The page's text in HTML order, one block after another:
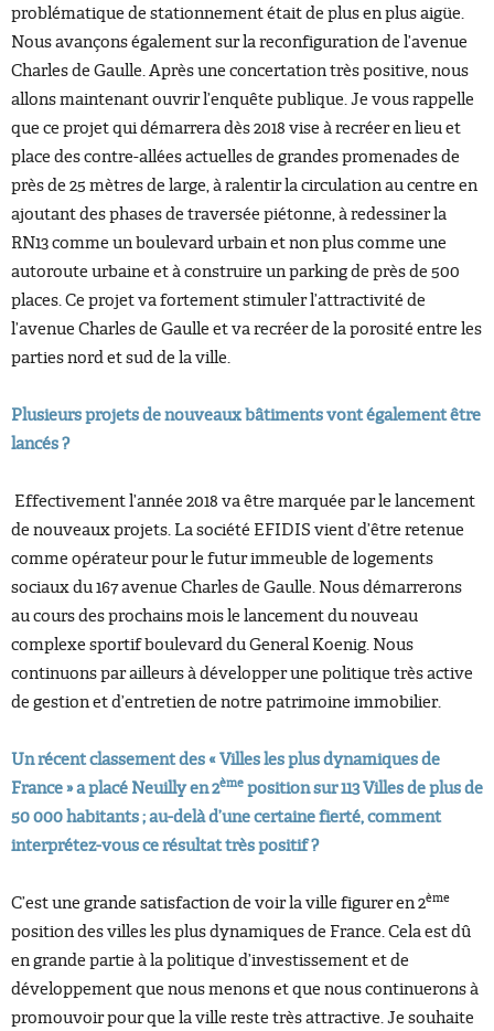
problématique de stationnement était de plus en plus aigüe.
Nous avançons également sur la reconfiguration de l’avenue
Charles de Gaulle. Après une concertation très positive, nous
allons maintenant ouvrir l’enquête publique. Je vous rappelle
que ce projet qui démarrera dès 2018 vise à recréer en lieu et
place des contre-allées actuelles de grandes promenades de
près de 25 mètres de large, à ralentir la circulation au centre en
ajoutant des phases de traversée piétonne, à redessiner la
RN13 comme un boulevard urbain et non plus comme une
autoroute urbaine et à construire un parking de près de 500
places. Ce projet va fortement stimuler l’attractivité de
l’avenue Charles de Gaulle et va recréer de la porosité entre les
parties nord et sud de la ville.
Plusieurs projets de nouveaux bâtiments vont également être
lancés ?
Effectivement l’année 2018 va être marquée par le lancement
de nouveaux projets. La société EFIDIS vient d’être retenue
comme opérateur pour le futur immeuble de logements
sociaux du 167 avenue Charles de Gaulle. Nous démarrerons
au cours des prochains mois le lancement du nouveau
complexe sportif boulevard du General Koenig. Nous
continuons par ailleurs à développer une politique très active
de gestion et d’entretien de notre patrimoine immobilier.
Un récent classement des « Villes les plus dynamiques de
France » a placé Neuilly en 2ème position sur 113 Villes de plus de
50 000 habitants ; au-delà d’une certaine fierté, comment
interprétez-vous ce résultat très positif ?
C’est une grande satisfaction de voir la ville figurer en 2ème
position des villes les plus dynamiques de France. Cela est dû
en grande partie à la politique d’investissement et de
développement que nous menons et que nous continuerons à
promouvoir pour que la ville reste très attractive. Je souhaite